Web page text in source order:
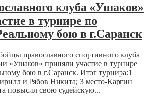
клуба «Ушаков»
в турнире по
бою в г.Саранск
православного спортивного клуба
«Ушаков» приняли участие в турнире
бою в г.Саранск. Итог турнира:1
и Рябов Никита; 3 место-Каргин
повысил свою судейскую...